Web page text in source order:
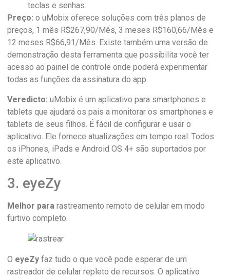
teclas e senhas.
Preço: o uMobix oferece soluções com três planos de
preços, 1 mês R$267,90/Mês, 3 meses R$160,66/Mês e
12 meses R$66,91/Mês. Existe também uma versão de
demonstração desta ferramenta que possibilita você ter
acesso ao painel de controle onde poderá experimentar
todas as funções da assinatura do app.
Veredicto: uMobix é um aplicativo para smartphones e
tablets que ajudará os pais a monitorar os smartphones e
tablets de seus filhos. É fácil de configurar e usar o
aplicativo. Ele fornece atualizações em tempo real. Todos
os iPhones, iPads e Android OS 4+ são suportados por
este aplicativo.
3. eyeZy
Melhor para rastreamento remoto de celular em modo
furtivo completo.
O eyeZy faz tudo o que você pode esperar de um
rastreador de celular repleto de recursos. O aplicativo